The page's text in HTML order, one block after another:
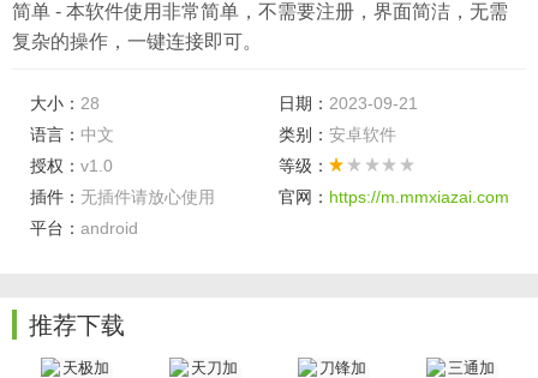
简单 - 本软件使用非常简单，不需要注册，界面简洁，无需
复杂的操作，一键连接即可。
大小： 28 日期： 2023-09-21
语言： 中文 类别： 安卓软件
授权： v1.0
等级：
插件： 无插件请放心使用 官网： https://m.mmxiazai.com
平台： android
推荐下载